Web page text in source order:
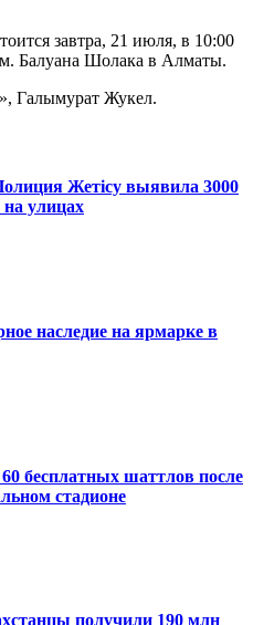
завтра, 21 июля, в 10:00
Балуана Шолака в Алматы.
Галымурат Жукел.
Жетісу выявила 3000
улицах
наследие на ярмарке в
бесплатных шаттлов после
стадионе
получили 190 млн